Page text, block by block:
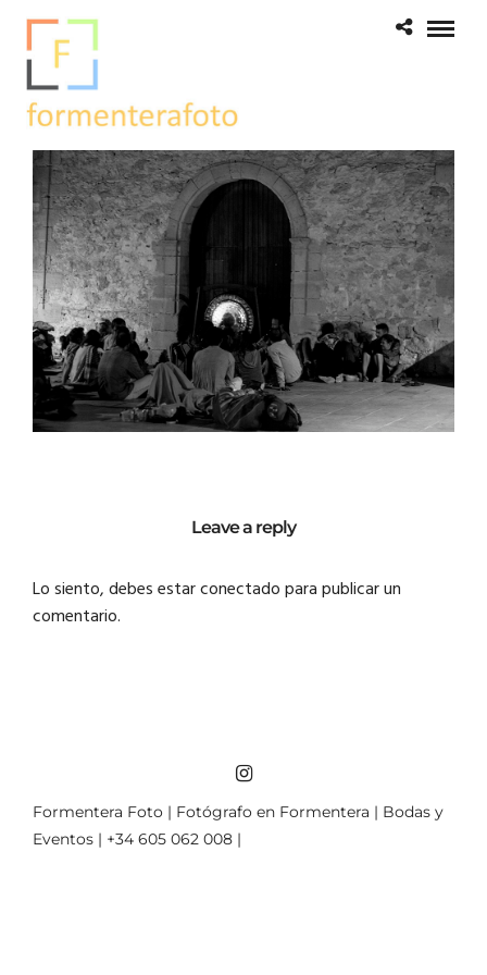
Leave a reply
Lo siento, debes estarconectadopara publicar un
comentario.
Formentera Foto | Fotógrafo en Formentera | Bodas y
Eventos | +34 605 062 008 |